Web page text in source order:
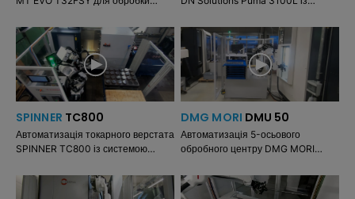
кулачковим патроном та
контршпинделі з цанговим
патроном.
Series. Опціональні додаткові
модулі: палети, штабелювання та
перевертання.
SPINNER TC800
Автоматизація токарного верстата
SPINNER TC800 із системою
контршпинделем. Завантаження з
/ розвантаження на дві палети.
DMG MORI DMU 50
Автоматизація 5-осьового
обробного центру DMG MORI
Heidenhain (застосунок CELOS).
Механічна обробка на